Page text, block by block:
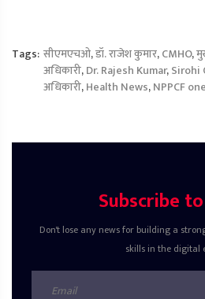
Tags: सीएमएचओ,डॉ. राजेश कुमार,CMHO,
अधिकारी,Dr. Rajesh Kumar,Sirohi
अधिकारी,Health News,NPPCF
Subscribe
Don't lose any news for building a
skills in the digital